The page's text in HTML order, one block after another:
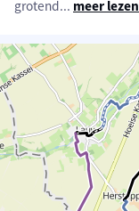
grotend... meer lezen